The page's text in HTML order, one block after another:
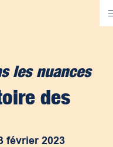
les nuances
des
février 2023